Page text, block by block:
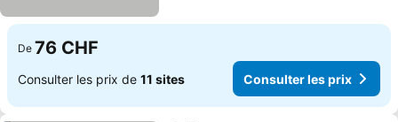
De 76 CHF
Consulter les prix de 11 sites Consulter les prix